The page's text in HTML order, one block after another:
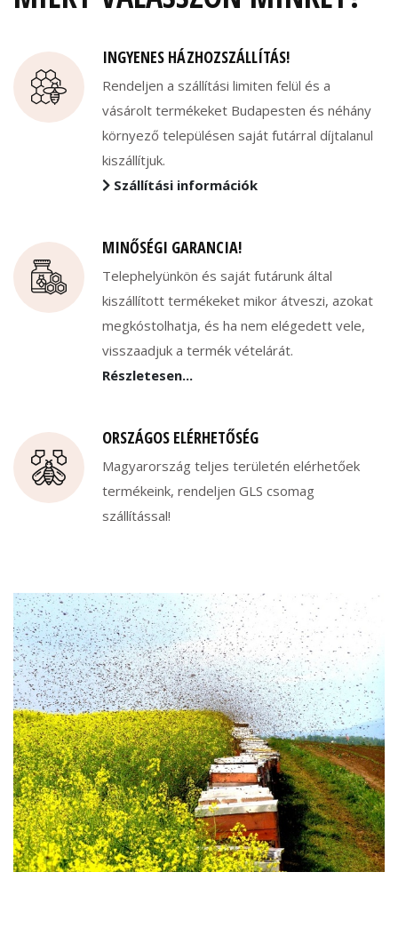
INGYENES HÁZHOZSZÁLLÍTÁS!
Rendeljen a szállítási limiten felül és a
vásárolt termékeket Budapesten és néhány
környező településen saját futárral díjtalanul
kiszállítjuk.
Szállítási információk
MINŐSÉGI GARANCIA!
Telephelyünkön és saját futárunk által
kiszállított termékeket mikor átveszi, azokat
megkóstolhatja, és ha nem elégedett vele,
visszaadjuk a termék vételárát.
Részletesen...
ORSZÁGOS ELÉRHETŐSÉG
Magyarország teljes területén elérhetőek
termékeink, rendeljen GLS csomag
szállítással!